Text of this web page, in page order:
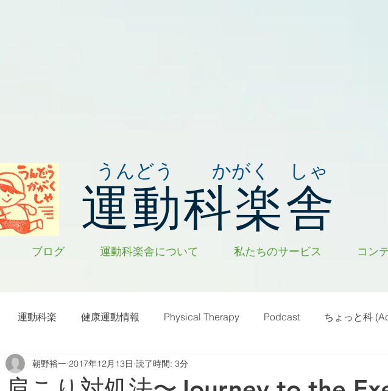
うんどう かがく しゃ
運動科楽舎
ブログ 運動科楽舎について 私たちのサービス コン
運動科楽 健康運動情報 Physical Therapy Podcast ちょっと科
と楽 (Entertainment) な話 雑感その他
朝野裕一 2017年12月13日 読了時間: 3分